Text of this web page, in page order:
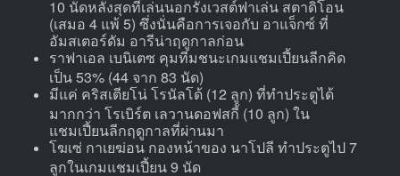
10 นัดหลังสุดที่เล่นนอกรังเวสต์ฟาเล่น สตาดิโอน
(เสมอ 4 แพ้ 5) ซึ่งนั่นคือการเจอกับ อาแจ็กซ์ ที่
อัมสเตอร์ดัม อารีน่าฤดูกาลก่อน
ราฟาเอล เบนิเตซ คุมทีมชนะเกมแชมเปี้ยนลีกคิด
เป็น 53% (44 จาก 83 นัด)
มีแค่ คริสเตียโน่ โรนัลโด้ (12 ลูก) ที่ทำประตูได้
มากกว่า โรเบิร์ต เลวานดอฟสกี้ (10 ลูก) ใน
แชมเปี้ยนลีกฤดูกาลที่ผ่านมา
โฆเซ่ กาเยฆ่อน กองหน้าของ นาโปลี ทำประตูไป 7
ลูกในเกมแชมเปี้ยน 9 นัด